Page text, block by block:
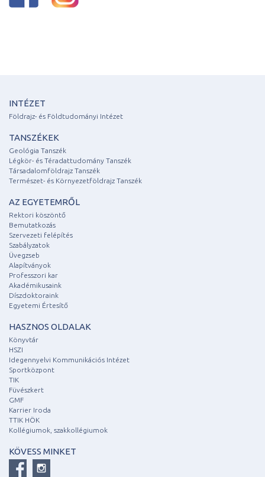
INTÉZET
Földrajz- és Földtudományi Intézet
TANSZÉKEK
Geológia Tanszék
Légkör- és Téradattudomány Tanszék
Társadalomföldrajz Tanszék
Természet- és Környezetföldrajz Tanszék
AZ EGYETEMRŐL
Rektori köszöntő
Bemutatkozás
Szervezeti felépítés
Szabályzatok
Üvegzseb
Alapítványok
Professzori kar
Akadémikusaink
Díszdoktoraink
Egyetemi Értesítő
HASZNOS OLDALAK
Könyvtár
HSZI
Idegennyelvi Kommunikációs Intézet
Sportközpont
TIK
Füvészkert
GMF
Karrier Iroda
TTIK HÖK
Kollégiumok, szakkollégiumok
KÖVESS MINKET